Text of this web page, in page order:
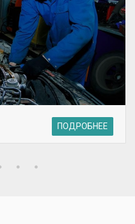
ПОДРОБНЕЕ